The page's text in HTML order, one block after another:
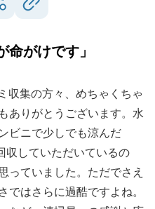
命がけです」
収集の方々、めちゃくちゃ
ありがとうございます。水
ビニで少しでも涼んだ
収していただいているの
っていました。ただでさえ
ではさらに過酷ですよね。